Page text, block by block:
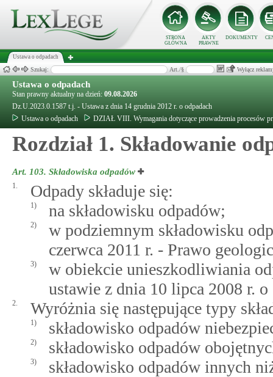
STRONA
GŁÓWNA
AKTY
PRAWNE
DOKUMENTY
Ustawa o odpadach
Szukaj: Art./§ Wyłącz
Ustawa o odpadach
Stan prawny aktualny na dzień: 09.08.2026
Dz.U.2023.0.1587 t.j. - Ustawa z dnia 14 grudnia 2012 r. o odpadach
Ustawa o odpadach
DZIAŁ VIII. Wymagania dotyczące prowadzenia procesów
Rozdział 1. Składowanie
Art. 103. Składowiska odpadów
1. Odpady składuje się:
1) na składowisku odpadów;
2)
w podziemnym składowisku
czerwca 2011 r. - Prawo
3)
w obiekcie unieszkodliwiania
ustawie z dnia 10 lipca 2008 r.
2. Wyróżnia się następujące typy
1) składowisko odpadów
2) składowisko odpadów
3) składowisko odpadów innych